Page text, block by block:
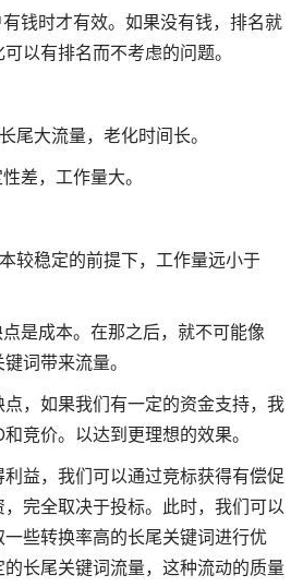
钱时才有效。如果没有钱，排名就
以有排名而不考虑的问题。
尾大流量，老化时间长。
差，工作量大。
较稳定的前提下，工作量远小于
是成本。在那之后，就不可能像
词带来流量。
，如果我们有一定的资金支持，我
竞价。以达到更理想的效果。
益，我们可以通过竞标获得有偿促
完全取决于投标。此时，我们可以
些转换率高的长尾关键词进行优
长尾关键词流量，这种流动的质量